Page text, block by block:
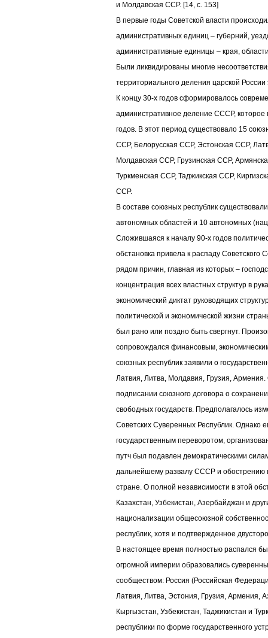
и Молдавская ССР. [14, c. 153]
В первые годы Советской власти
административных единиц – губерний,
административные единицы – края,
Были ликвидированы многие
территориального деления царской
К концу 30-х годов сформировалось
административное деление СССР, которое
годов. В этот период существовало 15
ССР, Белорусская ССР, Эстонская ССР,
Молдавская ССР, Грузинская ССР,
Туркменская ССР, Таджикская ССР,
ССР.
В составе союзных республик
автономных областей и 10 автономных
Сложившаяся к началу 90-х годов
обстановка привела к распаду Советского
рядом причин, главная из которых –
концентрация всех властных структур в
экономический диктат руководящих
политической и экономической жизни
был рано или поздно быть свергнут.
сопровождался финансовым,
союзных республик заявили о
Латвия, Литва, Молдавия, Грузия, Армения.
подписании союзного договора о
свободных государств. Предполагалось
Советских Суверенных Республик. Однако
государственным переворотом,
путч был подавлен демократическими
дальнейшему развалу СССР и обострению
стране. О полной независимости в этой
Казахстан, Узбекистан, Азербайджан и
национализации общесоюзной
республик, хотя и подтвержденное
В настоящее время полностью распался
огромной империи образовались
сообществом: Россия (Российская
Латвия, Литва, Эстония, Грузия, Армения,
Кыргызстан, Узбекистан, Таджикистан и
республики по форме государственного